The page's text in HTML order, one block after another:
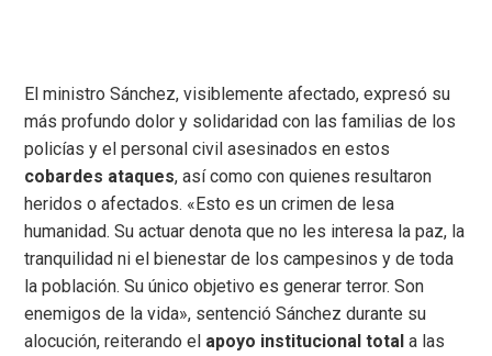
El ministro Sánchez, visiblemente afectado, expresó su
más profundo dolor y solidaridad con las familias de los
policías y el personal civil asesinados en estos
cobardes ataques, así como con quienes resultaron
heridos o afectados. «Esto es un crimen de lesa
humanidad. Su actuar denota que no les interesa la paz, la
tranquilidad ni el bienestar de los campesinos y de toda
la población. Su único objetivo es generar terror. Son
enemigos de la vida», sentenció Sánchez durante su
alocución, reiterando el apoyo institucional total a las